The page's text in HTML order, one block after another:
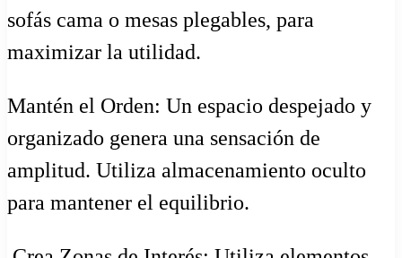
sofás cama o mesas plegables, para
maximizar la utilidad.
Mantén el Orden: Un espacio despejado y
organizado genera una sensación de
amplitud. Utiliza almacenamiento oculto
para mantener el equilibrio.